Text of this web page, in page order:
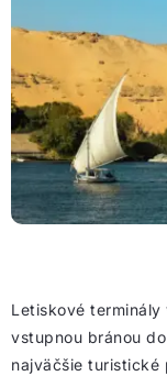
Letiskové terminály
vstupnou bránou
najväčšie